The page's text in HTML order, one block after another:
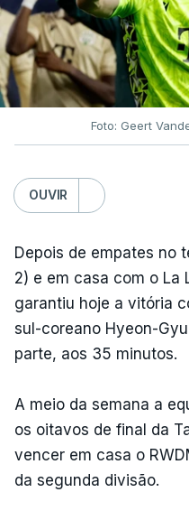
Foto: Geert
OUVIR
Depois de empates no
2) e em casa com o La
garantiu hoje a vitória
sul-coreano Hyeon-
parte, aos 35 minutos.
A meio da semana a
os oitavos de final da
vencer em casa o
da segunda divisão.